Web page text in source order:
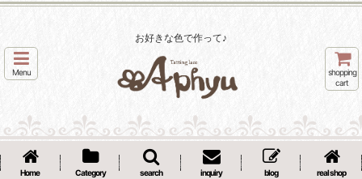
お好きな色で作って♪
Menu
shopping
cart
Home Category search inquiry blog real shop